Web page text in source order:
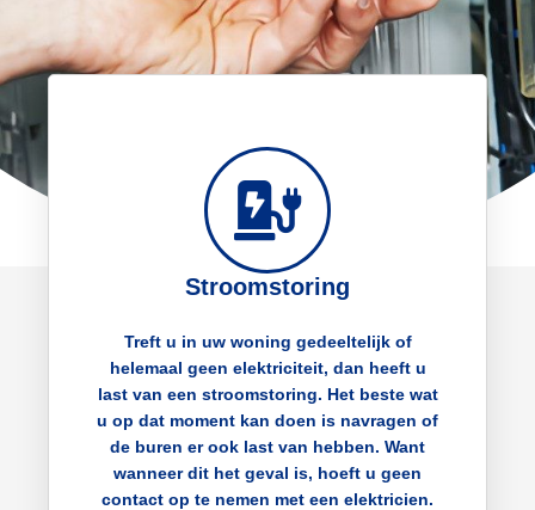
Stroomstoring
Treft u in uw woning gedeeltelijk of
helemaal geen elektriciteit, dan heeft u
last van een stroomstoring. Het beste wat
u op dat moment kan doen is navragen of
de buren er ook last van hebben. Want
wanneer dit het geval is, hoeft u geen
contact op te nemen met een elektricien.